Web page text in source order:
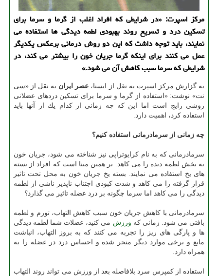
مركز اسپرت: «در شرایطی كه افراد اغلب از گرما و سرما برای
تسكین درد و تسریع روند بهبودی لطمه دیدگی ها استفاده می
نمایند، باید توجه داشت كه این دو روش درمانی برعكس یكدیگر
عمل می كنند برای اینكه گرما جریان خون را بیشتر می كند، در
شرایطی كه سرما سبب كاهش آن می شود.»
به گزارش مركز اسپرت به نقل از ایسنا، عصر ایران به نقل از «سی
نت» نوشت: «استفاده از گرما و سرما برای تسكین دردهای عضلانی
روشی رایج است اما این كه چه زمانی از كدام یك از آنها باید
استفاده كرد، اهمیت دارد.
چه زمانی از سرمادرمانی استفاده كنیم؟
سرمادرمانی كه به نام كرایوتراپی نیز شناخته می شود، جریان خون
به بخش لطمه دیده را می كاهد. بر همین مبنا است كه افراد از بسته
های یخ استفاده می نمایند. بسته یخ جریان خون به محل تحت تاثیر
قرار گرفته را می كاهد و شدت كبودی اجتناب ناپذیر ناشی از لطمه
دیدگی را می كاهد اما سرما چگونه بر درد عضله تاثیر می گذارد؟
سرمادرمانی با كاهش جریان خون سبب كاهش التهاب، تورم و لطمه
بافتی می شود. زمانی كه ورزش می كنید، عضلات شما لطمه دیدگی
ها و پارگی های ریز را تجربه می كنند كه به بروز التهاب، انباشت
مایع و برخی موارد دیگر منجر شده و احساس درد در عضله را به
همراه دارد.
استفاده از كمپرس سرد بلافاصله بعد از ورزش می تواند روند التهاب